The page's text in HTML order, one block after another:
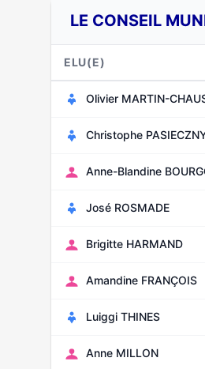
LE CONSEIL
ELU(E)
Olivier MARTIN-
Christophe
Anne-Blandine
José ROSMADE
Brigitte HARMAND
Amandine FRANÇOIS
Luiggi THINES
Anne MILLON